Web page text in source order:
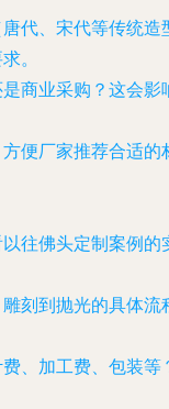
代、宋代等传统造
。
商业采购？这会影
便厂家推荐合适的
往佛头定制案例的
刻到抛光的具体流
、加工费、包装等